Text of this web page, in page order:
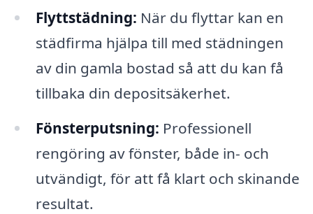
Flyttstädning: När du flyttar kan en
städfirma hjälpa till med städningen
av din gamla bostad så att du kan få
tillbaka din depositsäkerhet.
Fönsterputsning: Professionell
rengöring av fönster, både in- och
utvändigt, för att få klart och skinande
resultat.